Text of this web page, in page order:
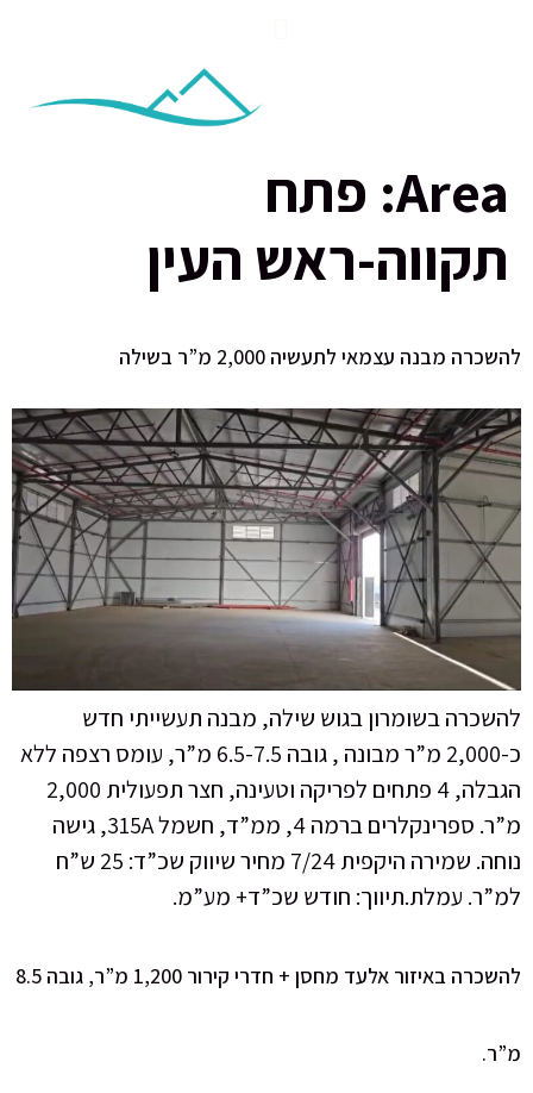
Area: פתח
תקווה-ראש העין
להשכרה מבנה עצמאי לתעשיה 2,000 מ”ר בשילה
להשכרה בשומרון בגוש שילה, מבנה תעשייתי חדש
כ-2,000 מ”ר מבונה , גובה 6.5-7.5 מ”ר, עומס רצפה ללא
הגבלה, 4 פתחים לפריקה וטעינה, חצר תפעולית 2,000
מ”ר. ספרינקלרים ברמה 4, ממ”ד, חשמל 315A, גישה
נוחה. שמירה היקפית 7/24 מחיר שיווק שכ”ד: 25 ש”ח
למ”ר. עמלת.תיווך: חודש שכ”ד+ מע”מ.
להשכרה באיזור אלעד מחסן + חדרי קירור 1,200 מ”ר, גובה 8.5
מ”ר.